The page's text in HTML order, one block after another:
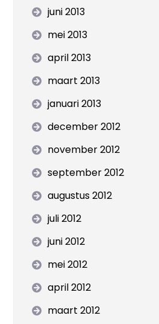
juni 2013
mei 2013
april 2013
maart 2013
januari 2013
december 2012
november 2012
september 2012
augustus 2012
juli 2012
juni 2012
mei 2012
april 2012
maart 2012